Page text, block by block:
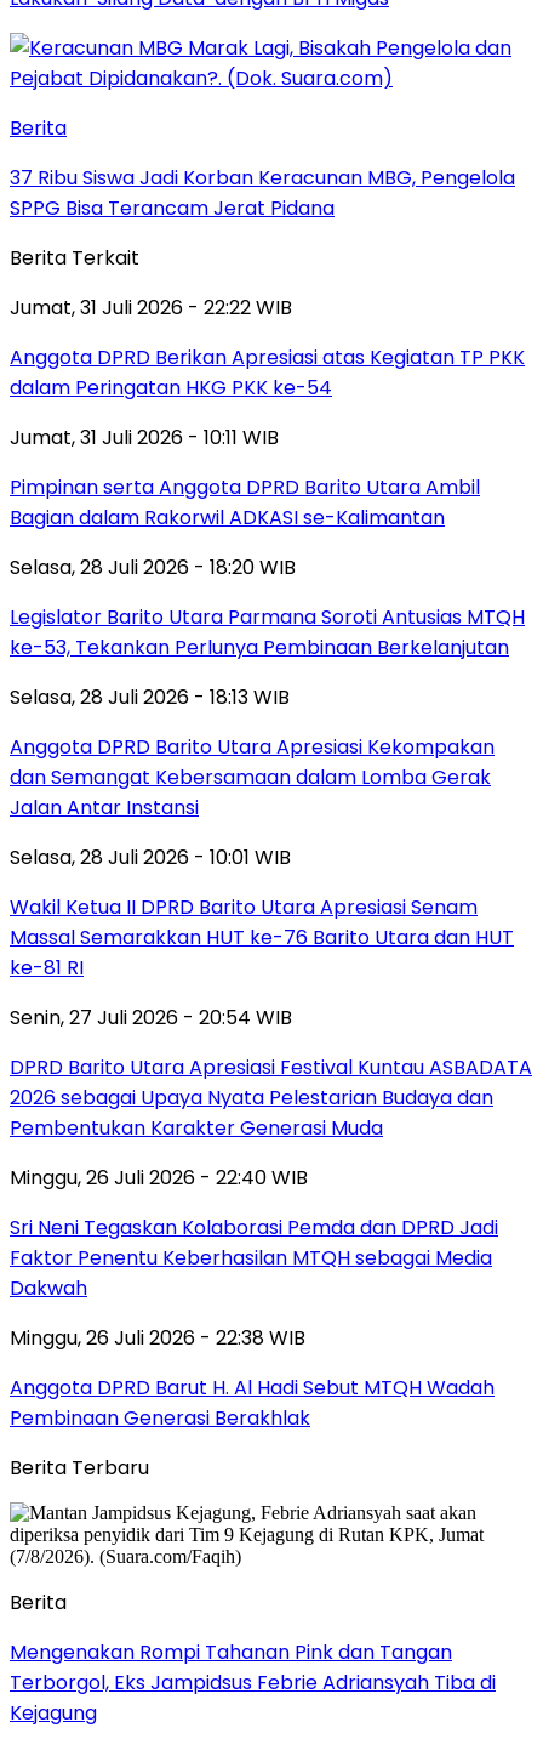
Berita
37 Ribu Siswa Jadi Korban Keracunan MBG, Pengelola
SPPG Bisa Terancam Jerat Pidana
Berita Terkait
Jumat, 31 Juli 2026 - 22:22 WIB
Anggota DPRD Berikan Apresiasi atas Kegiatan TP PKK
dalam Peringatan HKG PKK ke-54
Jumat, 31 Juli 2026 - 10:11 WIB
Pimpinan serta Anggota DPRD Barito Utara Ambil
Bagian dalam Rakorwil ADKASI se-Kalimantan
Selasa, 28 Juli 2026 - 18:20 WIB
Legislator Barito Utara Parmana Soroti Antusias MTQH
ke-53, Tekankan Perlunya Pembinaan Berkelanjutan
Selasa, 28 Juli 2026 - 18:13 WIB
Anggota DPRD Barito Utara Apresiasi Kekompakan
dan Semangat Kebersamaan dalam Lomba Gerak
Jalan Antar Instansi
Selasa, 28 Juli 2026 - 10:01 WIB
Wakil Ketua II DPRD Barito Utara Apresiasi Senam
Massal Semarakkan HUT ke-76 Barito Utara dan HUT
ke-81 RI
Senin, 27 Juli 2026 - 20:54 WIB
DPRD Barito Utara Apresiasi Festival Kuntau ASBADATA
2026 sebagai Upaya Nyata Pelestarian Budaya dan
Pembentukan Karakter Generasi Muda
Minggu, 26 Juli 2026 - 22:40 WIB
Sri Neni Tegaskan Kolaborasi Pemda dan DPRD Jadi
Faktor Penentu Keberhasilan MTQH sebagai Media
Dakwah
Minggu, 26 Juli 2026 - 22:38 WIB
Anggota DPRD Barut H. Al Hadi Sebut MTQH Wadah
Pembinaan Generasi Berakhlak
Berita Terbaru
Berita
Mengenakan Rompi Tahanan Pink dan Tangan
Terborgol, Eks Jampidsus Febrie Adriansyah Tiba di
Kejagung